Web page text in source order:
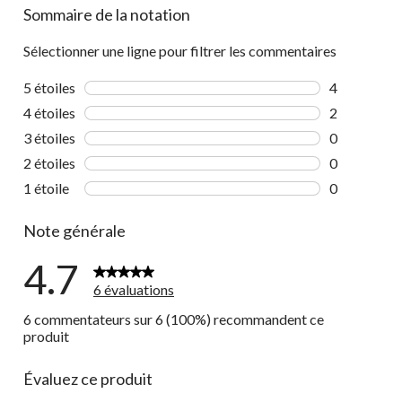
Sommaire de la notation
Sélectionner une ligne pour filtrer les commentaires
5 étoiles étoiles
4
4 étoiles étoiles
2
3 étoiles étoiles
0
2 étoiles étoiles
0
1 étoile étoiles
0
Note générale
4.7
6 évaluations
6 commentateurs sur 6 (100%) recommandent ce
produit
Évaluez ce produit